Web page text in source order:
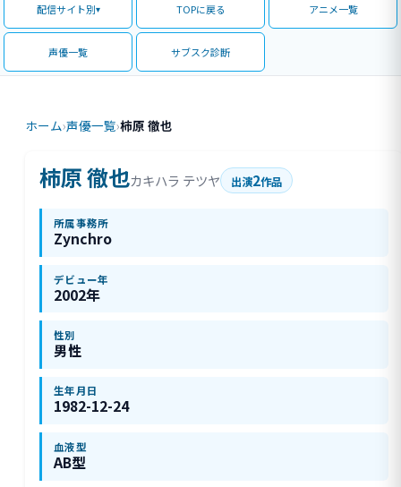
配信サイト別 TOPに戻る アニメ一覧
声優一覧 サブスク診断
ホーム›声優一覧›柿原 徹也
柿原 徹也カキハラ テツヤ 出演2作品
所属事務所
Zynchro
デビュー年
2002年
性別
男性
生年月日
1982-12-24
血液型
AB型